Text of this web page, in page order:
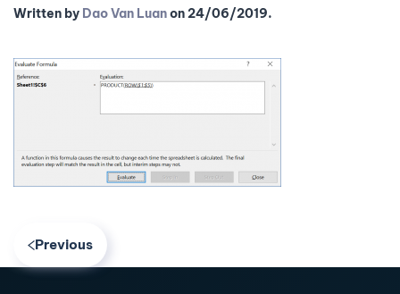
Written by Dao Van Luanon24/06/2019.
Previous